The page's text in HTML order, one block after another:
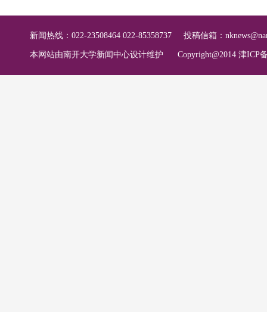
新闻热线：022-23508464 022-85358737 投稿信箱：
本网站由南开大学新闻中心设计维护 Copyright@2014 津ICP